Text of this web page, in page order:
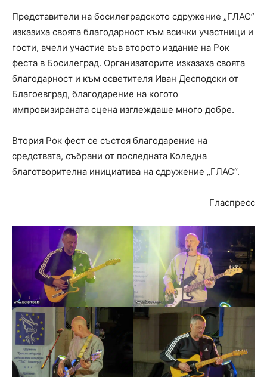
Представители на босилеградското сдружение „ГЛАС”
изказиха своята благодарност към всички участници и
гости, вчели участие във второто издание на Рок
феста в Босилеград. Организаторите изказаха своята
благодарност и към осветителя Иван Десподски от
Благоевград, благодарение на когото
импровизираната сцена изглеждаше много добре.
Втория Рок фест се състоя благодарение на
средствата, събрани от последната Коледна
благотворителна инициатива на сдружение „ГЛАС“.
Гласпресс